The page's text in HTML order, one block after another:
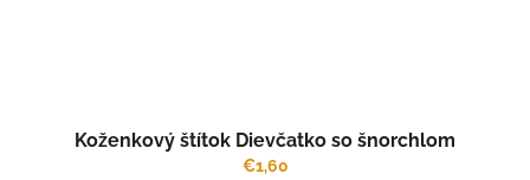
Koženkový štítok Dievčatko so šnorchlom
€1,60